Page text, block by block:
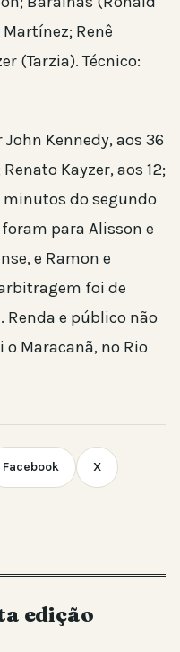
Renê
(Tarzia). Técnico:
Kennedy, aos 36
Kayzer, aos 12;
minutos do segundo
para Alisson e
e Ramon e
foi de
. Renda e público não
Maracanã, no Rio
Facebook X
edição